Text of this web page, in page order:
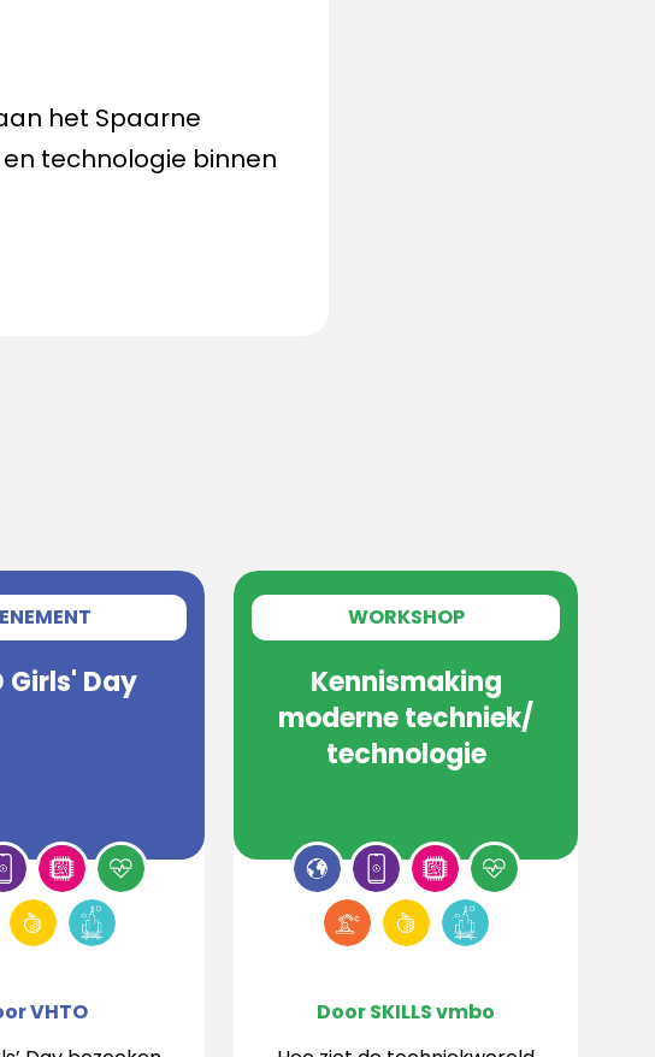
het Spaarne
technologie binnen
Girls' Day
VHTO
WORKSHOP
Kennismaking
moderne techniek/
technologie
Door SKILLS vmbo